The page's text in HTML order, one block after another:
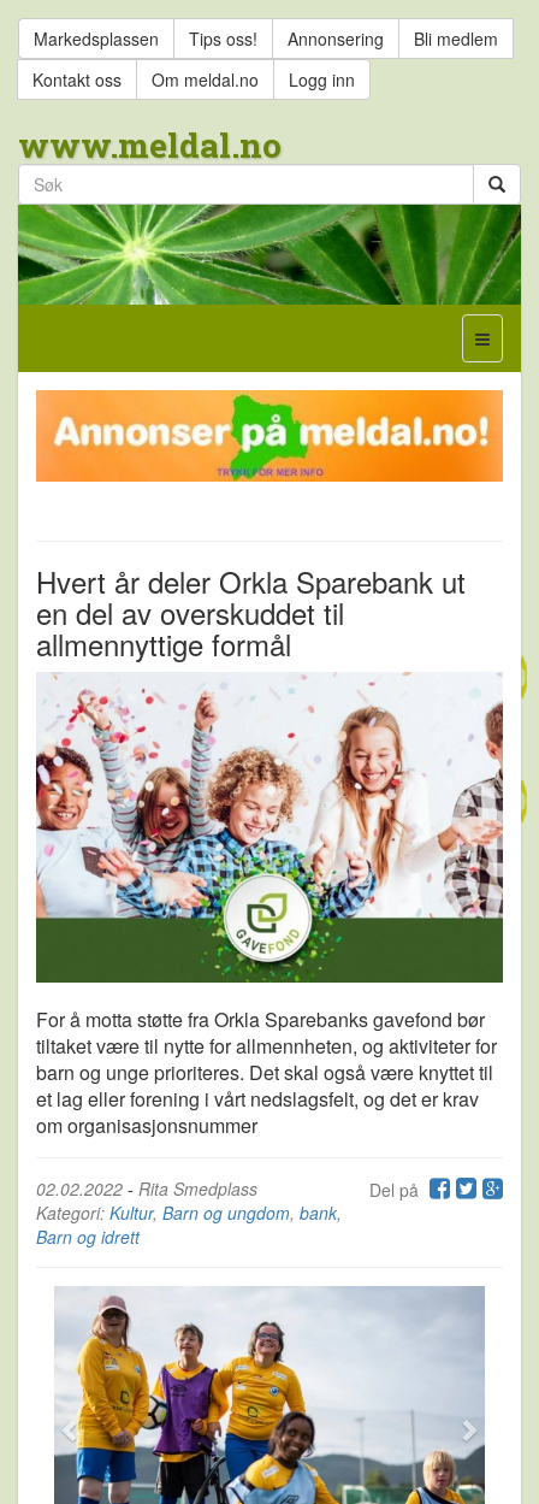
Markedsplassen Tips oss! Annonsering
Bli medlem
Kontakt oss
Om meldal.no Logg inn
www.meldal.no
Hvert år deler Orkla Sparebank ut
en del av overskuddet til
allmennyttige formål
For å motta støtte fra Orkla Sparebanks gavefond bør
tiltaket være til nytte for allmennheten, og aktiviteter for
barn og unge prioriteres. Det skal også være knyttet til
et lag eller forening i vårt nedslagsfelt, og det er krav
om organisasjonsnummer
Del på
02.02.2022 - Rita Smedplass
Kategori: Kultur, Barn og ungdom, bank,
Barn og idrett